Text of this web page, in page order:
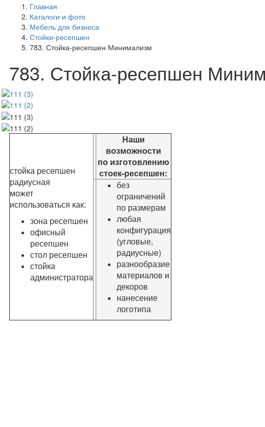
Главная
Каталоги и фото
Мебель для бизнеса
Стойки-ресепшен
783. Стойка-ресепшен Минимализм
783. Стойка-ресепшен
стойка ресепшен
радиусная
может
использоваться как:
зона ресепшен
офисный
ресепшен
стол ресепшен
стойка
администратора
Наши
возможности
по изготовлению
стоек-ресепшен:
без
ограничений
по размерам
любая
конфигурация
(угловые,
радиусные)
разнообразие
материалов и
декоров
нанесение
логотипа